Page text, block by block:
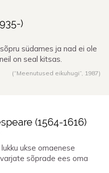
-)
südames ja nad ei ole
on seal kitsas.
(“Meenutused eikuhugi”, 1987)
(1564-1616)
ukse omaenese
sõprade ees oma